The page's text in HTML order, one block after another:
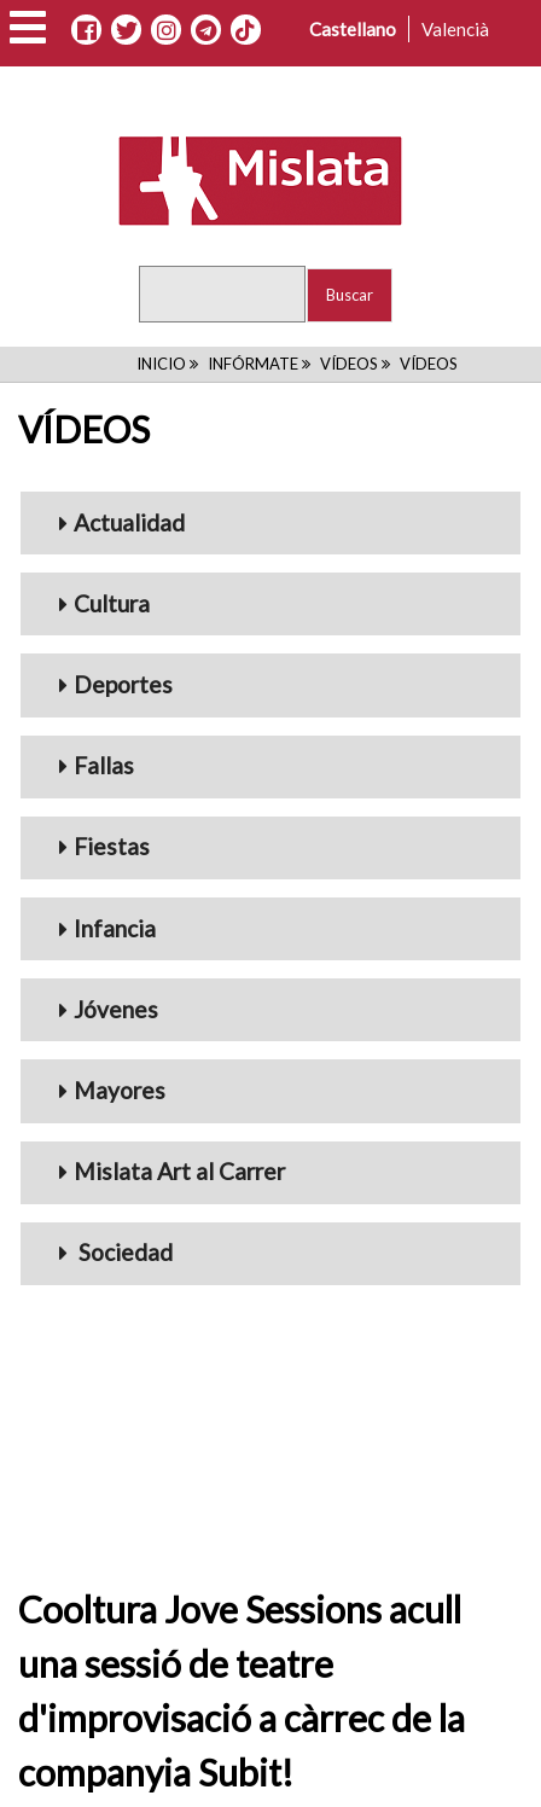
Pasar
al
contenido
Castellano Valencià
RUTA
INICIO INFÓRMATE VÍDEOS VÍDEOS
VÍDEOS
Menu_Videos
Actualidad
Cultura
Deportes
Fallas
Fiestas
Infancia
Jóvenes
Mayores
Mislata Art al Carrer
Sociedad
Cooltura Jove Sessions acull
una sessió de teatre
d'improvisació a càrrec de la
companyia Subit!